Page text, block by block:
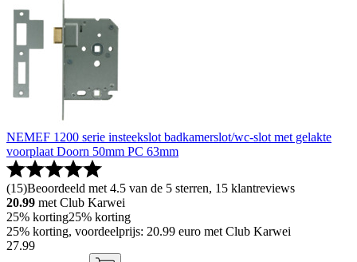
NEMEF 1200 serie insteekslot badkamerslot/wc-slot met gelakte
voorplaat Doorn 50mm PC 63mm
(15)Beoordeeld met 4.5 van de 5 sterren, 15 klantreviews
20.99 met Club Karwei
25% korting25% korting
25% korting, voordeelprijs: 20.99 euro met Club Karwei
27.99